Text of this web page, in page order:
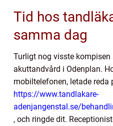
Tid hos
samma dag
Turligt nog visste
akuttandvård i Odenplan.
mobiltelefonen, letade reda
https://www.tandlakare-
adenjangenstal.se/
, och ringde dit.